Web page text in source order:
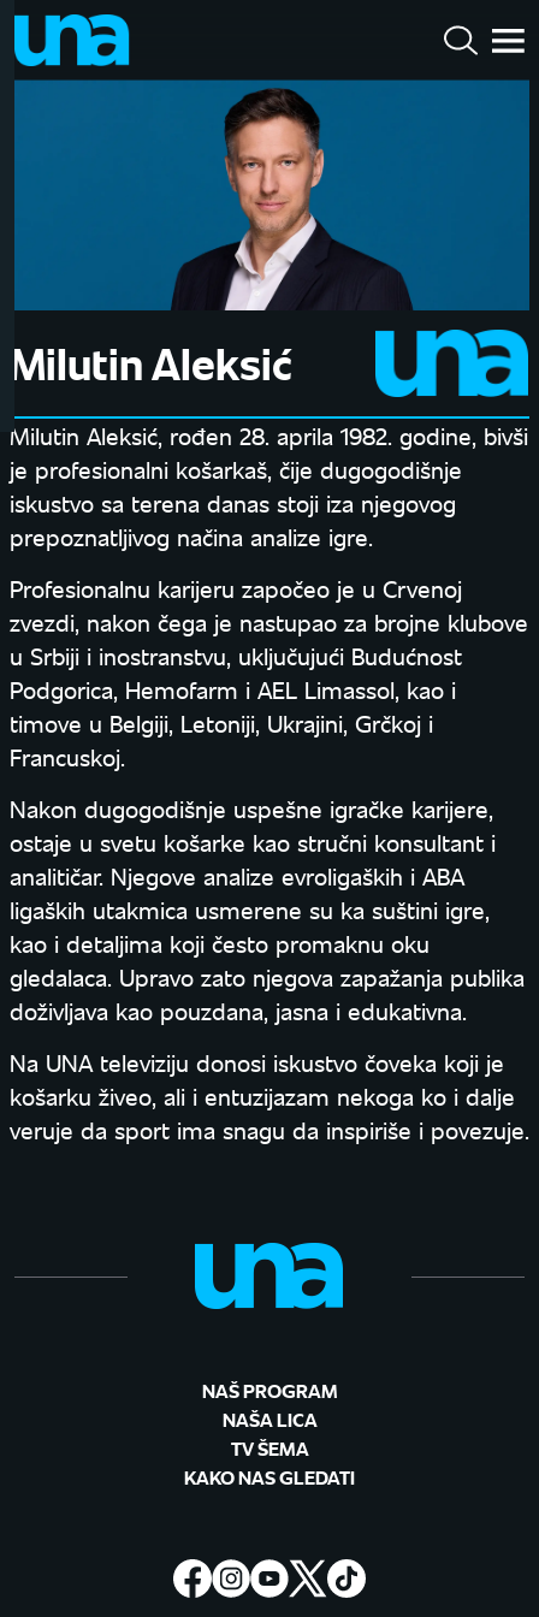
Milutin Aleksić
Milutin Aleksić, rođen 28. aprila 1982. godine, bivši
je profesionalni košarkaš, čije dugogodišnje
iskustvo sa terena danas stoji iza njegovog
prepoznatljivog načina analize igre.
Profesionalnu karijeru započeo je u Crvenoj
zvezdi, nakon čega je nastupao za brojne klubove
u Srbiji i inostranstvu, uključujući Budućnost
Podgorica, Hemofarm i AEL Limassol, kao i
timove u Belgiji, Letoniji, Ukrajini, Grčkoj i
Francuskoj.
Nakon dugogodišnje uspešne igračke karijere,
ostaje u svetu košarke kao stručni konsultant i
analitičar. Njegove analize evroligaških i ABA
ligaških utakmica usmerene su ka suštini igre,
kao i detaljima koji često promaknu oku
gledalaca. Upravo zato njegova zapažanja publika
doživljava kao pouzdana, jasna i edukativna.
Na UNA televiziju donosi iskustvo čoveka koji je
košarku živeo, ali i entuzijazam nekoga ko i dalje
veruje da sport ima snagu da inspiriše i povezuje.
NAŠ PROGRAM
NAŠA LICA
TV ŠEMA
KAKO NAS GLEDATI